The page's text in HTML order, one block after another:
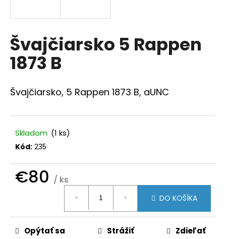
Švajčiarsko 5 Rappen
1873 B
Švajčiarsko, 5 Rappen 1873 B, aUNC
Skladom (1 ks)
Kód: 235
€80 / ks
DO KOŠÍKA
Opýtať sa Strážiť Zdieľať
s
ť
?
O
d
ú
č